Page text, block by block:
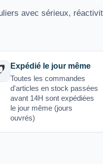
avec sérieux,
Expédié le jour même
Toutes les commandes
d'articles en stock passées
avant 14H sont expédiées
le jour même (jours
ouvrés)